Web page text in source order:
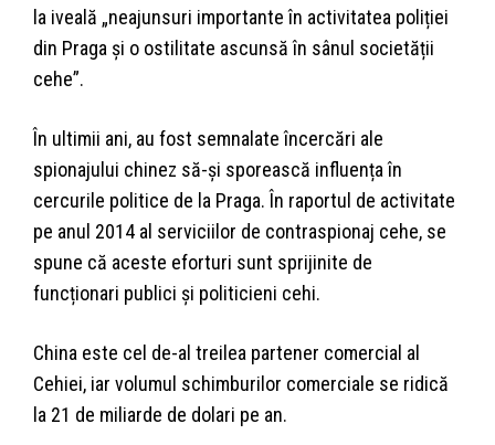
la iveală „neajunsuri importante în activitatea poliției
din Praga și o ostilitate ascunsă în sânul societății
cehe”.
În ultimii ani, au fost semnalate încercări ale
spionajului chinez să-și sporească influența în
cercurile politice de la Praga. În raportul de activitate
pe anul 2014 al serviciilor de contraspionaj cehe, se
spune că aceste eforturi sunt sprijinite de
funcționari publici și politicieni cehi.
China este cel de-al treilea partener comercial al
Cehiei, iar volumul schimburilor comerciale se ridică
la 21 de miliarde de dolari pe an.